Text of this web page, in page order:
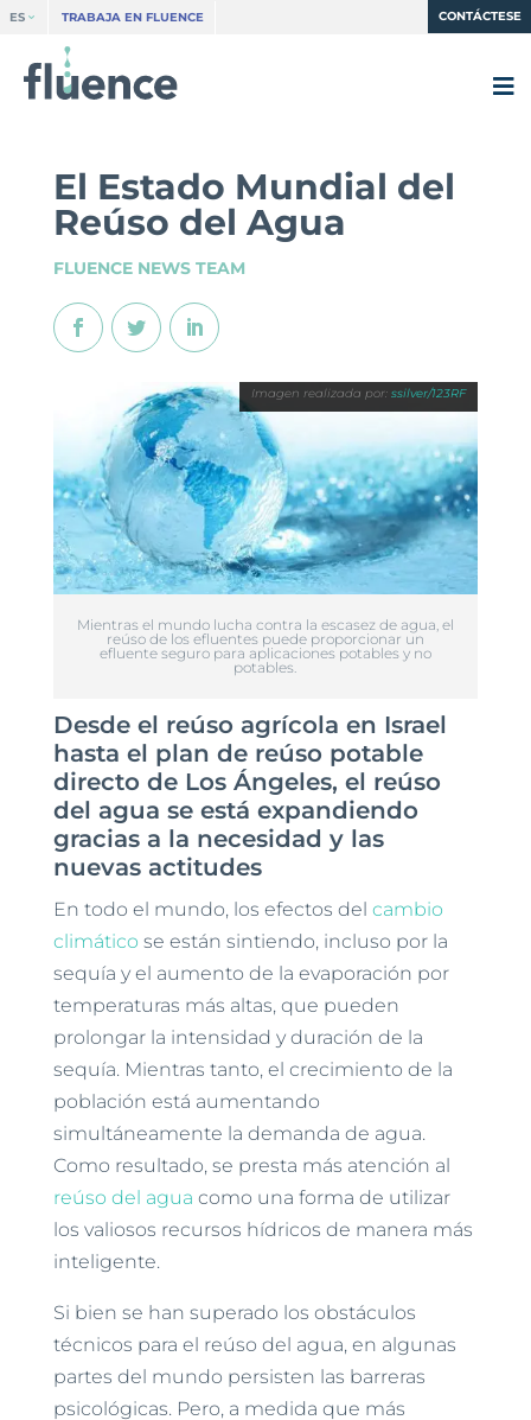
ES TRABAJA EN FLUENCE CONTÁCTESE
El Estado Mundial del
Reúso del Agua
FLUENCE NEWS TEAM
ssilver/123RF
Mientras el mundo lucha contra la escasez de agua, el
reúso de los efluentes puede proporcionar un
efluente seguro para aplicaciones potables y no
potables.
Desde el reúso agrícola en Israel
hasta el plan de reúso potable
directo de Los Ángeles, el reúso
del agua se está expandiendo
gracias a la necesidad y las
nuevas actitudes
En todo el mundo, los efectos del cambio
climático se están sintiendo, incluso por la
sequía y el aumento de la evaporación por
temperaturas más altas, que pueden
prolongar la intensidad y duración de la
sequía. Mientras tanto, el crecimiento de la
población está aumentando
simultáneamente la demanda de agua.
Como resultado, se presta más atención al
reúso del agua como una forma de utilizar
los valiosos recursos hídricos de manera más
inteligente.
Si bien se han superado los obstáculos
técnicos para el reúso del agua, en algunas
partes del mundo persisten las barreras
psicológicas. Pero, a medida que más